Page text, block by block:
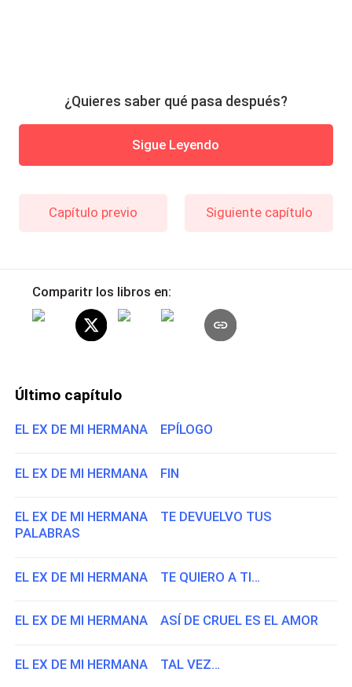
¿Quieres saber qué pasa después?
Sigue Leyendo
Capítulo previo Siguiente capítulo
Comparitr los libros en:
Último capítulo
EL EX DE MI HERMANA EPÍLOGO
EL EX DE MI HERMANA FIN
EL EX DE MI HERMANA TE DEVUELVO TUS
PALABRAS
EL EX DE MI HERMANA TE QUIERO A TI…
EL EX DE MI HERMANA ASÍ DE CRUEL ES EL AMOR
EL EX DE MI HERMANA TAL VEZ…